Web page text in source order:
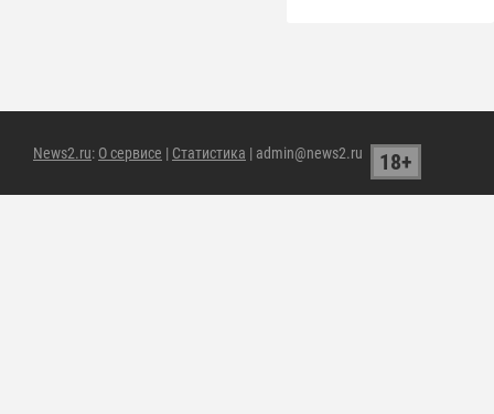
News2.ru: О сервисе | Статистика | admin@news2.ru 18+